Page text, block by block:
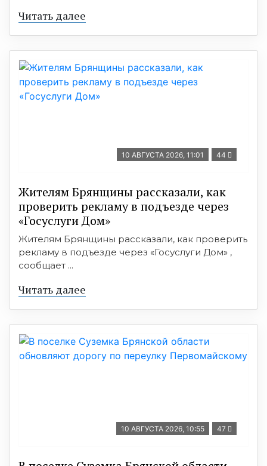
Читать далее
10 АВГУСТА 2026, 11:01 44
Жителям Брянщины рассказали, как
проверить рекламу в подъезде через
«Госуслуги Дом»
Жителям Брянщины рассказали, как проверить
рекламу в подъезде через «Госуслуги Дом» ,
сообщает ...
Читать далее
10 АВГУСТА 2026, 10:55 47